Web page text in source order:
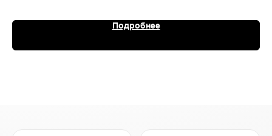
Подробнее